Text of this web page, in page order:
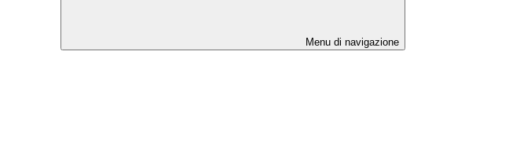
Menu di navigazione